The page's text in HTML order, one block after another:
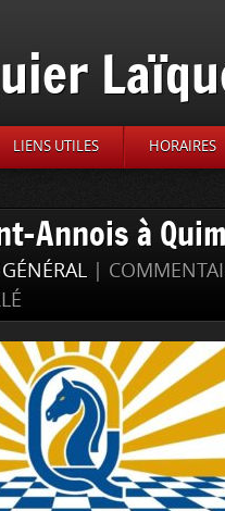
LIENS UTILES HORAIRES
Annois à
GÉNÉRAL